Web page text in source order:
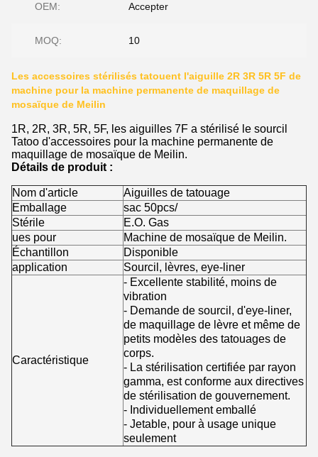
OEM: Accepter
MOQ: 10
Les accessoires stérilisés tatouent l'aiguille 2R 3R 5R 5F de
machine pour la machine permanente de maquillage de
mosaïque de Meilin
1R, 2R, 3R, 5R, 5F, les aiguilles 7F a stérilisé le sourcil
Tatoo d'accessoires pour la machine permanente de
maquillage de mosaïque de Meilin.
Détails de produit :
Nom d'article
Aiguilles de tatouage
Emballage
sac 50pcs/
Stérile
E.O. Gas
ues pour
Machine de mosaïque de Meilin.
Échantillon
Disponible
application
Sourcil, lèvres, eye-liner
Caractéristique
- Excellente stabilité, moins de
vibration
- Demande de sourcil, d'eye-liner,
de maquillage de lèvre et même de
petits modèles des tatouages de
corps.
- La stérilisation certifiée par rayon
gamma, est conforme aux directives
de stérilisation de gouvernement.
- Individuellement emballé
- Jetable, pour à usage unique
seulement